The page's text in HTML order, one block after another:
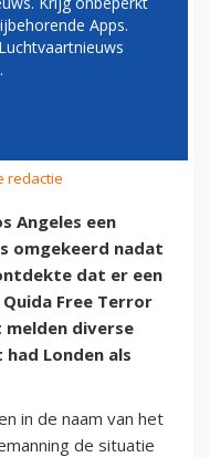
NAAM
redactie
Angeles een
omgekeerd nadat
dat er een
Free Terror
diverse
Londen als
in de naam van het
de situatie
Apps.